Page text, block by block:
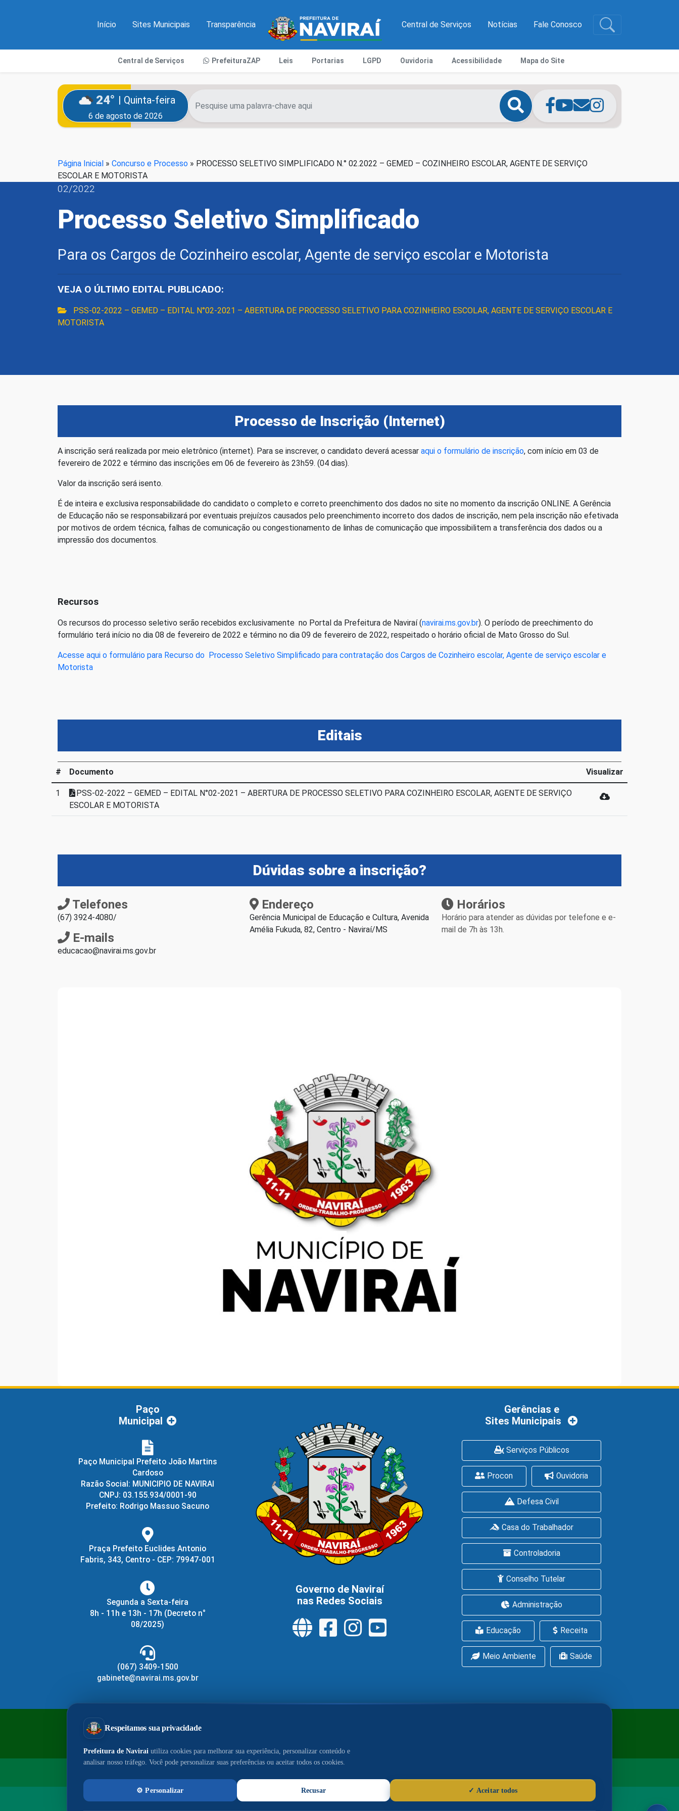
Início Sites Municipais Transparência Central de Serviços Notícias Fale Conosco
Central de Serviços PrefeituraZAP Leis Portarias LGPD Ouvidoria Acessibilidade Mapa do Site
24° | Quinta-feira
6 de agosto de 2026
Página Inicial » Concurso e Processo » PROCESSO SELETIVO SIMPLIFICADO N.° 02.2022 – GEMED – COZINHEIRO ESCOLAR, AGENTE DE SERVIÇO
ESCOLAR E MOTORISTA
02/2022
Processo Seletivo Simplificado
Para os Cargos de Cozinheiro escolar, Agente de serviço escolar e Motorista
VEJA O ÚLTIMO EDITAL PUBLICADO:
PSS-02-2022 – GEMED – EDITAL N°02-2021 – ABERTURA DE PROCESSO SELETIVO PARA COZINHEIRO ESCOLAR, AGENTE DE SERVIÇO ESCOLAR E
MOTORISTA
Processo de Inscrição (Internet)
A inscrição será realizada por meio eletrônico (internet). Para se inscrever, o candidato deverá acessar aqui o formulário de inscrição, com início em 03 de
fevereiro de 2022 e término das inscrições em 06 de fevereiro às 23h59. (04 dias).
Valor da inscrição será isento.
É de inteira e exclusiva responsabilidade do candidato o completo e correto preenchimento dos dados no site no momento da inscrição ONLINE. A Gerência
de Educação não se responsabilizará por eventuais prejuízos causados pelo preenchimento incorreto dos dados de inscrição, nem pela inscrição não efetivada
por motivos de ordem técnica, falhas de comunicação ou congestionamento de linhas de comunicação que impossibilitem a transferência dos dados ou a
impressão dos documentos.
Recursos
Os recursos do processo seletivo serão recebidos exclusivamente no Portal da Prefeitura de Naviraí (navirai.ms.gov.br). O período de preechimento do
formulário terá início no dia 08 de fevereiro de 2022 e término no dia 09 de fevereiro de 2022, respeitado o horário oficial de Mato Grosso do Sul.
Acesse aqui o formulário para Recurso do Processo Seletivo Simplificado para contratação dos Cargos de Cozinheiro escolar, Agente de serviço escolar e
Motorista
Editais
# Documento Visualizar
1
PSS-02-2022 – GEMED – EDITAL N°02-2021 – ABERTURA DE PROCESSO SELETIVO PARA COZINHEIRO ESCOLAR, AGENTE DE SERVIÇO
ESCOLAR E MOTORISTA
Dúvidas sobre a inscrição?
Telefones
(67) 3924-4080/
E-mails
educacao@navirai.ms.gov.br
Endereço
Gerência Municipal de Educação e Cultura, Avenida
Amélia Fukuda, 82, Centro - Naviraí/MS
Horários
Horário para atender as dúvidas por telefone e e-
mail de 7h às 13h.
Paço
Municipal
Paço Municipal Prefeito João Martins
Cardoso
Razão Social: MUNICIPIO DE NAVIRAI
CNPJ: 03.155.934/0001-90
Prefeito: Rodrigo Massuo Sacuno
Praça Prefeito Euclides Antonio
Fabris, 343, Centro - CEP: 79947-001
Segunda a Sexta-feira
8h - 11h e 13h - 17h (Decreto n°
08/2025)
(067) 3409-1500
gabinete@navirai.ms.gov.br
Governo de Naviraí
nas Redes Sociais
Gerências e
Sites Municipais
Serviços Públicos
Procon Ouvidoria
Defesa Civil
Casa do Trabalhador
Controladoria
Conselho Tutelar
Administração
Educação Receita
Meio Ambiente Saúde
PrefeituraZAP
© 2026 - Portal do Município de Naviraí. Conteúdo, publicações e gestão da comunicação sob responsabilidade da Assessoria de Imprensa.
E-mail da Assessoria:imprensa@navirai.ms.gov.br | Central Telefônica:(67) 3409-1500(Ramal da Imprensa)